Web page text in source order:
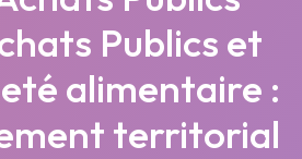
Publics et
alimentaire :
territorial